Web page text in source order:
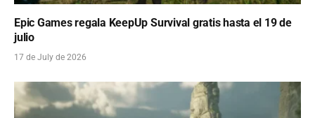
Epic Games regala KeepUp Survival gratis hasta el 19 de
julio
17 de July de 2026